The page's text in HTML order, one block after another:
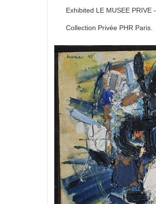
Exhibited LE MUSEE PRIVE -
Collection Privée PHR Paris.